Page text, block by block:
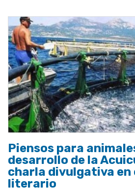
Piensos para
desarrollo de la
charla divulgativa en
literario